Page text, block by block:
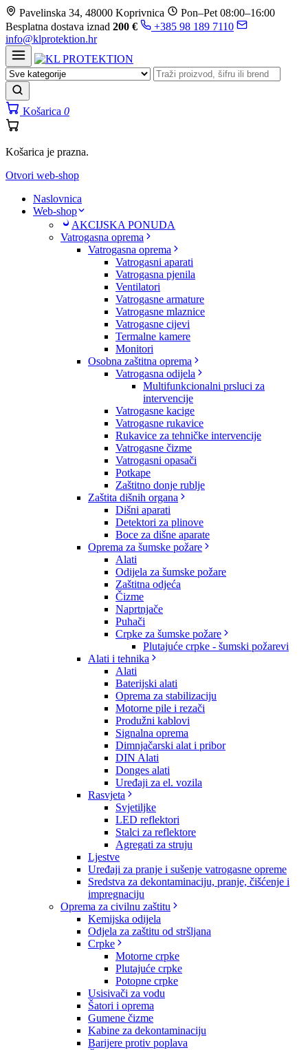
Prijeđi
na
sadržaj
Pavelinska 34, 48000 Koprivnica
Pon–Pet 08:00–16:00
Besplatna dostava iznad 200 €
+385 98 189 7110
info@klprotektion.hr
Košarica 0
Košarica je prazna.
Otvori web-shop
Naslovnica
Web-shop
AKCIJSKA PONUDA
Vatrogasna oprema
Vatrogasna oprema
Vatrogasni aparati
Vatrogasna pjenila
Ventilatori
Vatrogasne armature
Vatrogasne mlaznice
Vatrogasne cijevi
Termalne kamere
Monitori
Osobna zaštitna oprema
Vatrogasna odijela
Multifunkcionalni prsluci za
intervencije
Vatrogasne kacige
Vatrogasne rukavice
Rukavice za tehničke intervencije
Vatrogasne čizme
Vatrogasni opasači
Potkape
Zaštitno donje rublje
Zaštita dišnih organa
Dišni aparati
Detektori za plinove
Boce za dišne aparate
Oprema za šumske požare
Alati
Odijela za šumske požare
Zaštitna odjeća
Čizme
Naprtnjače
Puhači
Crpke za šumske požare
Plutajuće crpke - šumski požarevi
Alati i tehnika
Alati
Baterijski alati
Oprema za stabilizaciju
Motorne pile i rezači
Produžni kablovi
Signalna oprema
Dimnjačarski alat i pribor
DIN Alati
Donges alati
Uređaji za el. vozila
Rasvjeta
Svjetiljke
LED reflektori
Stalci za reflektore
Agregati za struju
Ljestve
Uređaji za pranje i sušenje vatrogasne opreme
Sredstva za dekontaminaciju, pranje, čišćenje i
impregnaciju
Oprema za civilnu zaštitu
Kemijska odijela
Odjela za zaštitu od stršljana
Crpke
Motorne crpke
Plutajuće crpke
Potopne crpke
Usisivači za vodu
Šatori i oprema
Gumene čizme
Kabine za dekontaminaciju
Barijere protiv poplava